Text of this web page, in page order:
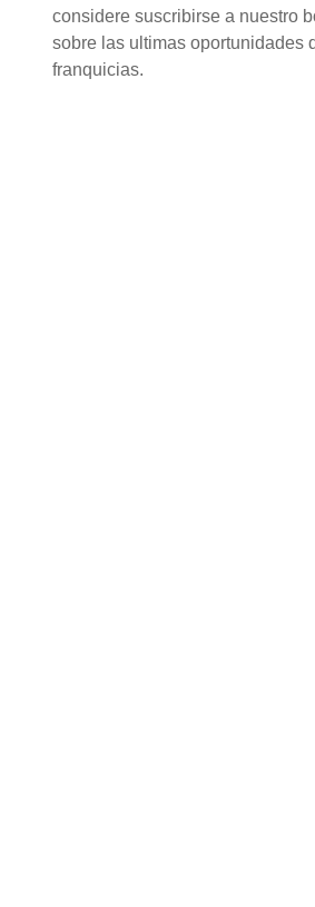
considere suscribirse a nuestro
sobre las ultimas oportunidades
franquicias.